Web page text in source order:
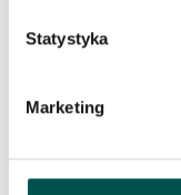
Statystyka
Marketing